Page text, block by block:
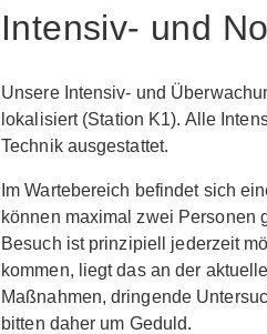
Intensiv- und
Unsere Intensiv- und
lokalisiert (Station K1). Alle
Technik ausgestattet.
Im Wartebereich befindet sich
können maximal zwei Personen
Besuch ist prinzipiell jederzeit
kommen, liegt das an der
Maßnahmen, dringende
bitten daher um Geduld.